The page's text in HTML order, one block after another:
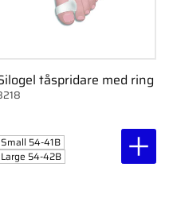
tåspridare med ring
Small 54-41B
Large 54-42B